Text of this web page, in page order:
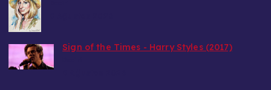
Sign of the Times - Harry Styles (2017)